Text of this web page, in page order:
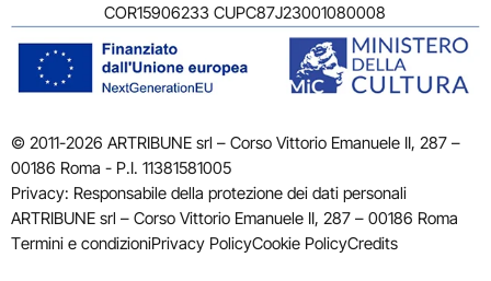
COR15906233 CUPC87J23001080008
© 2011-2026 ARTRIBUNE srl – Corso Vittorio Emanuele II, 287 –
00186 Roma - P.I. 11381581005
Privacy: Responsabile della protezione dei dati personali
ARTRIBUNE srl – Corso Vittorio Emanuele II, 287 – 00186 Roma
Termini e condizioniPrivacy PolicyCookie PolicyCredits